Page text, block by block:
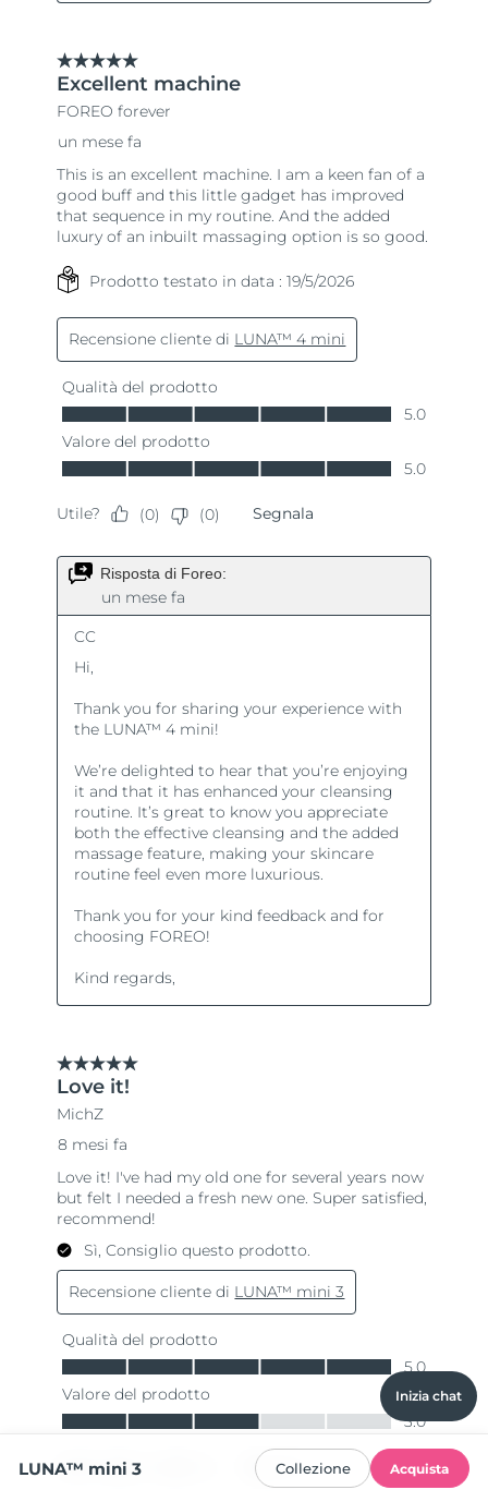
Inizia chat
LUNA™ mini 3 Collezione Acquista